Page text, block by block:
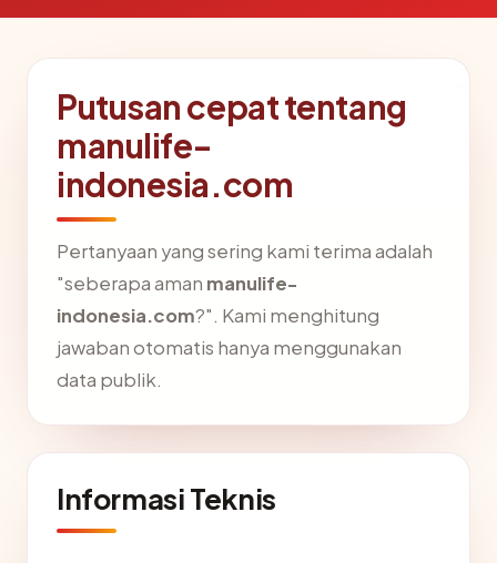
Putusan cepat tentang
manulife-
indonesia.com
Pertanyaan yang sering kami terima adalah
"seberapa aman manulife-
indonesia.com?". Kami menghitung
jawaban otomatis hanya menggunakan
data publik.
Informasi Teknis